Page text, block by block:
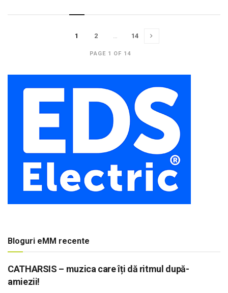
PAGE 1 OF 14
1 2 … 14
Bloguri eMM recente
CATHARSIS – muzica care îți dă ritmul după-
amiezii!